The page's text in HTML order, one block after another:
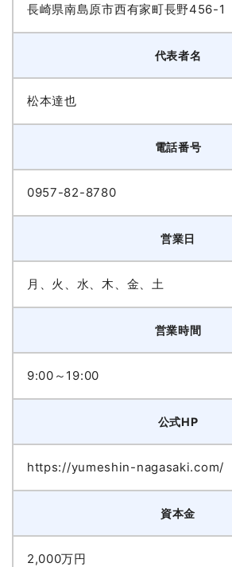
長崎県南島原市西有家町長野456-1
代表者名
松本達也
電話番号
0957-82-8780
営業日
月、火、水、木、金、土
営業時間
9:00～19:00
公式HP
https://yumeshin-nagasaki.com/
資本金
2,000万円